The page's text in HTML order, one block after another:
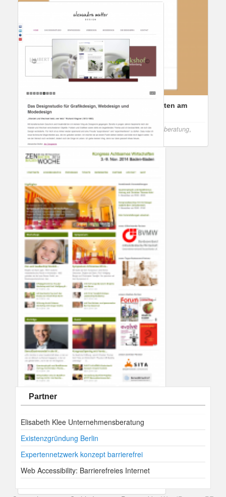
Referenzkunde Restaurant rosengarten am
Referenzen Elisabeth Klee,Unternehmensberatung,
WordPress
Referenzkunde Alexandra Mutter Design
Referenzen Alexandra Mutter,WordPress
Referenzkunde Zen-Woche Baden-Baden
Partner
Elisabeth Klee Unternehmensberatung
Existenzgründung Berlin
Expertennetzwerk konzept barrierefrei
Web Accessibility: Barrierefreies Internet